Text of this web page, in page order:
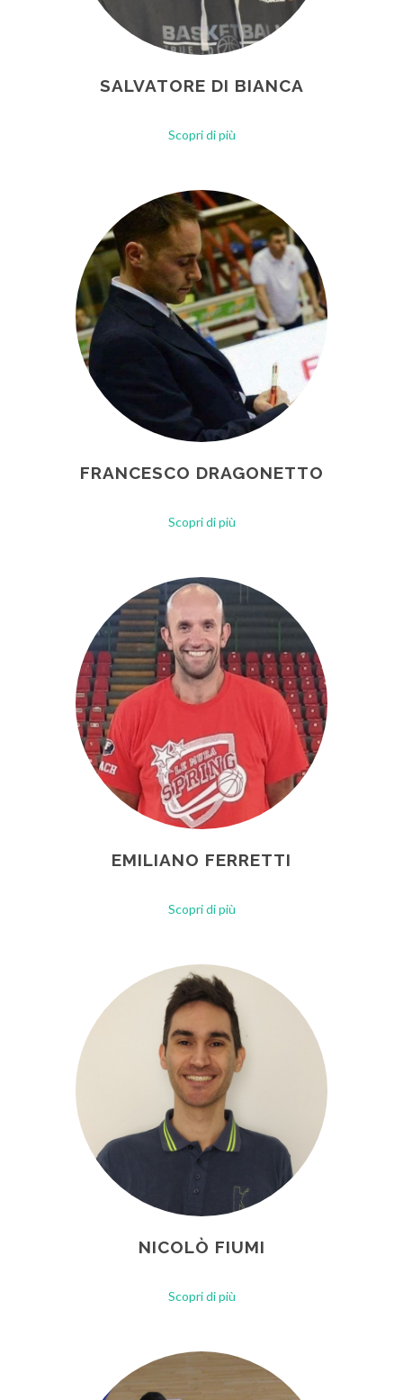
SALVATORE DI BIANCA
Scopri di più
FRANCESCO DRAGONETTO
Scopri di più
EMILIANO FERRETTI
Scopri di più
NICOLÒ FIUMI
Scopri di più